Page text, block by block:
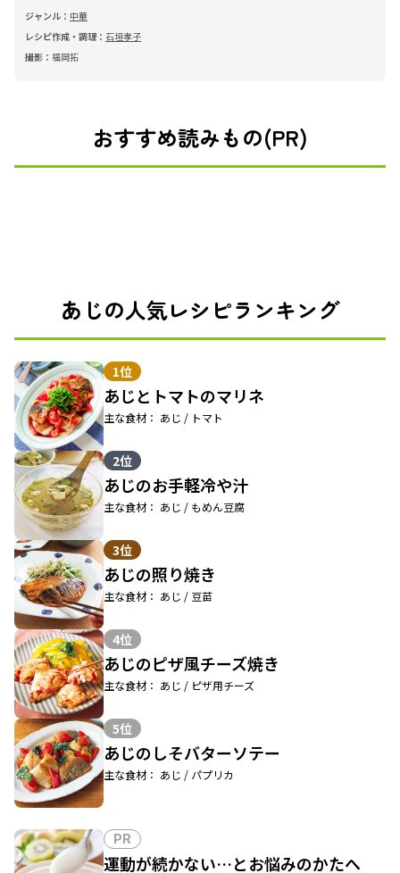
ジャンル： 中華
レシピ作成・調理： 石垣孝子
撮影： 福岡拓
おすすめ読みもの(PR)
あじの人気レシピランキング
1位
あじとトマトのマリネ
主な食材： あじ / トマト
2位
あじのお手軽冷や汁
主な食材： あじ / もめん豆腐
3位
あじの照り焼き
主な食材： あじ / 豆苗
4位
あじのピザ風チーズ焼き
主な食材： あじ / ピザ用チーズ
5位
あじのしそバターソテー
主な食材： あじ / パプリカ
PR
運動が続かない…とお悩みのかたへ